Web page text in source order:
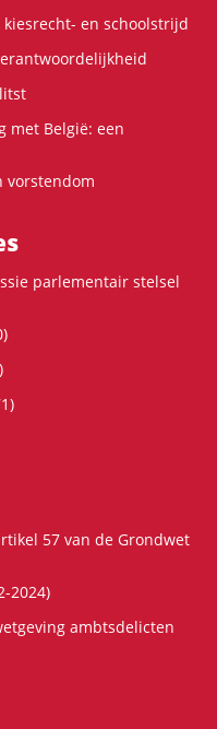
en schoolstrijd
met België: een
vorstendom
parlementair stelsel
57 van de Grondwet
2024)
ambtsdelicten